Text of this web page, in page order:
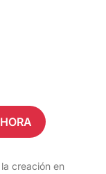
creación en